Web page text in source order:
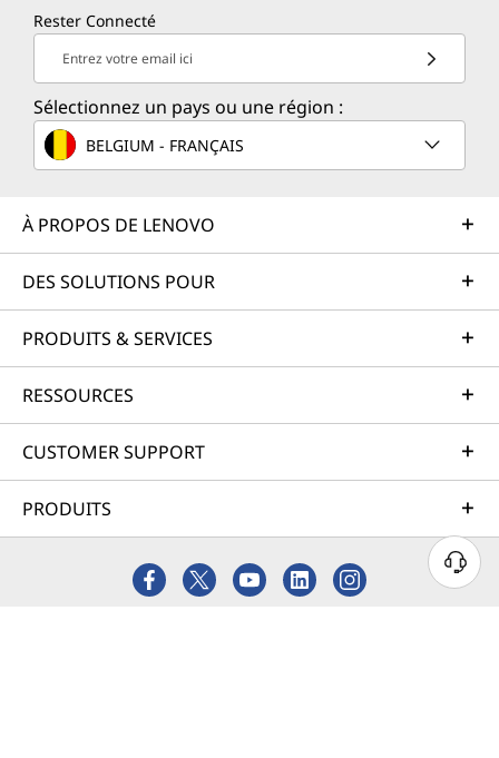
Rester Connecté
Entrez votre email ici
Sélectionnez un pays ou une région :
BELGIUM - FRANÇAIS
À PROPOS DE LENOVO
DES SOLUTIONS POUR
PRODUITS & SERVICES
RESSOURCES
CUSTOMER SUPPORT
PRODUITS